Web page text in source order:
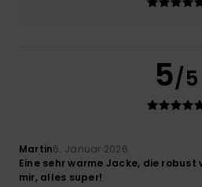
5/5
Martin6. Januar 2026
Eine sehr warme Jacke, die
mir, alles super!